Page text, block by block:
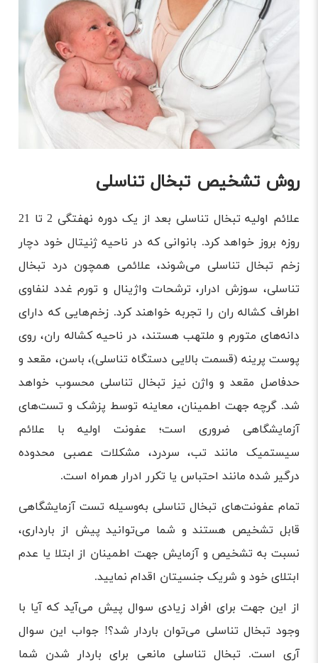
روش تشخیص تبخال تناسلی
علائم اولیه تبخال تناسلی بعد از یک دوره نهفتگی 2 تا 21
روزه بروز خواهد کرد. بانوانی که در ناحیه ژنیتال خود دچار
زخم تبخال تناسلی می‌شوند، علائمی همچون درد تبخال
تناسلی، سوزش ادرار، ترشحات واژینال و تورم غدد لنفاوی
اطراف کشاله ران را تجربه خواهند کرد. زخم‌هایی که دارای
دانه‌های متورم و ملتهب هستند، در ناحیه کشاله ران، روی
پوست پرینه (قسمت بالایی دستگاه تناسلی)، باسن، مقعد و
حدفاصل مقعد و واژن نیز تبخال تناسلی محسوب خواهد
شد. گرچه جهت اطمینان، معاینه توسط پزشک و تست‌های
آزمایشگاهی ضروری است؛ عفونت اولیه با علائم
سیستمیک مانند تب، سردرد، مشکلات عصبی محدوده
درگیر شده مانند احتباس یا تکرر ادرار همراه است.
تمام عفونت‌های تبخال تناسلی به‌وسیله تست آزمایشگاهی
قابل تشخیص هستند و شما می‌توانید پیش از بارداری،
نسبت به تشخیص و آزمایش جهت اطمینان از ابتلا یا عدم
ابتلای خود و شریک جنسیتان اقدام نمایید.
از این جهت برای افراد زیادی سوال پیش می‌آید که آیا با
وجود تبخال تناسلی می‌توان باردار شد؟! جواب این سوال
آری است. تبخال تناسلی مانعی برای باردار شدن شما